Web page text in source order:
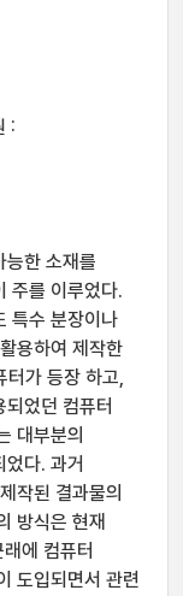
:
한 소재를
주를 이루었다.
특수 분장이나
용하여 제작한
가 등장 하고,
었던 컴퓨터
대부분의
다. 과거
작된 결과물의
방식은 현재
에 컴퓨터
도입되면서 관련